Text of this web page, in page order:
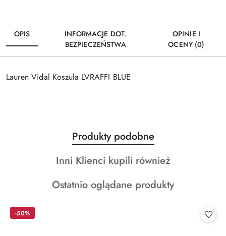
OPIS
INFORMACJE DOT.
BEZPIECZEŃSTWA
OPINIE I
OCENY (0)
Lauren Vidal Koszula LVRAFFI BLUE
Pomiń karuzelę produktów
Produkty
o
statusie:
Produkty podobne
Produkty
statusie:
Inni Klienci kupili również
Produkty
Ostatnio oglądane produkty
-50%